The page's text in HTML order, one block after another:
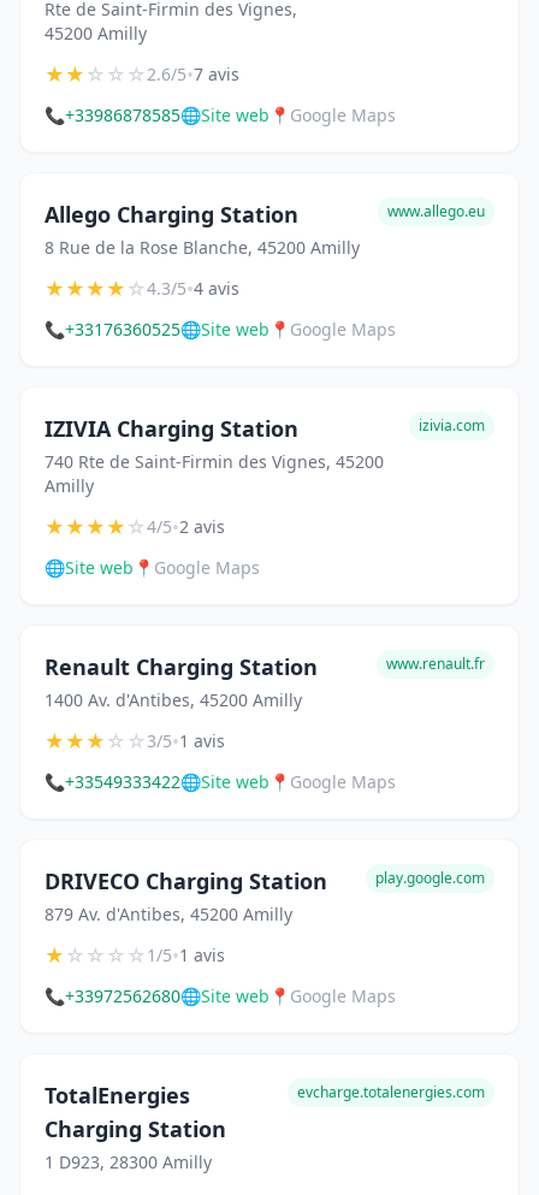
Rte de Saint-Firmin des Vignes,
45200 Amilly
★★☆☆☆2.6/5•7 avis
📞+33986878585🌐Site web 📍 Google Maps
Allego Charging Station
8 Rue de la Rose Blanche, 45200 Amilly
www.allego.eu
★★★★☆4.3/5•4 avis
📞+33176360525🌐Site web 📍 Google Maps
IZIVIA Charging Station
740 Rte de Saint-Firmin des Vignes, 45200
Amilly
izivia.com
★★★★☆4/5•2 avis
🌐Site web 📍 Google Maps
Renault Charging Station
1400 Av. d'Antibes, 45200 Amilly
www.renault.fr
★★★☆☆3/5•1 avis
📞+33549333422🌐Site web 📍 Google Maps
DRIVECO Charging Station
879 Av. d'Antibes, 45200 Amilly
play.google.com
★☆☆☆☆1/5•1 avis
📞+33972562680🌐Site web 📍 Google Maps
TotalEnergies
Charging Station
1 D923, 28300 Amilly
evcharge.totalenergies.com